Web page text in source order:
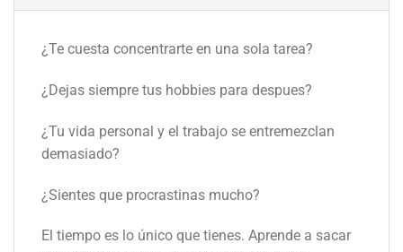
¿Te cuesta concentrarte en una sola tarea?
¿Dejas siempre tus hobbies para despues?
¿Tu vida personal y el trabajo se entremezclan
demasiado?
¿Sientes que procrastinas mucho?
El tiempo es lo único que tienes. Aprende a sacar